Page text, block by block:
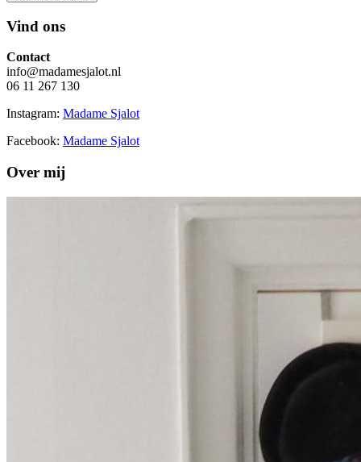
Vind ons
Contact
info@madamesjalot.nl
06 11 267 130
Instagram: Madame Sjalot
Facebook: Madame Sjalot
Over mij